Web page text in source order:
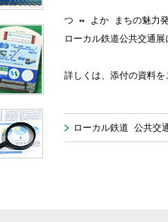
つ ↔ よか まちの魅力
ローカル鉄道公共交通
詳しくは、添付の資料
ローカル鉄道 公共